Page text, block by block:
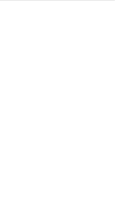
a […]